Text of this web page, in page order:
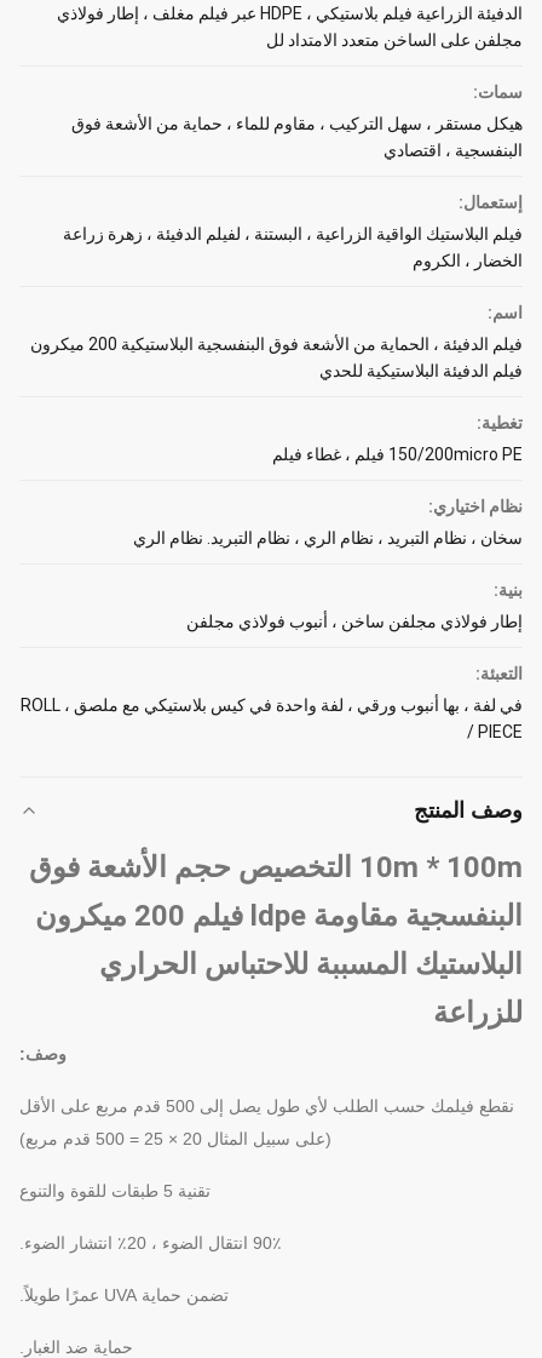
الدفيئة الزراعية فيلم بلاستيكي ، HDPE عبر فيلم مغلف ، إطار فولاذي
مجلفن على الساخن متعدد الامتداد لل
سمات:
هيكل مستقر ، سهل التركيب ، مقاوم للماء ، حماية من الأشعة فوق
البنفسجية ، اقتصادي
إستعمال:
فيلم البلاستيك الواقية الزراعية ، البستنة ، لفيلم الدفيئة ، زهرة زراعة
الخضار ، الكروم
اسم:
فيلم الدفيئة ، الحماية من الأشعة فوق البنفسجية البلاستيكية 200 ميكرون
فيلم الدفيئة البلاستيكية للحدي
تغطية:
150/200micro PE فيلم ، غطاء فيلم
نظام اختياري:
سخان ، نظام التبريد ، نظام الري ، نظام التبريد. نظام الري
بنية:
إطار فولاذي مجلفن ساخن ، أنبوب فولاذي مجلفن
التعبئة:
في لفة ، بها أنبوب ورقي ، لفة واحدة في كيس بلاستيكي مع ملصق ، ROLL
/ PIECE
وصف المنتج
10m * 100m التخصيص حجم الأشعة فوق
البنفسجية مقاومة ldpe فيلم 200 ميكرون
البلاستيك المسببة للاحتباس الحراري
للزراعة
وصف:
نقطع فيلمك حسب الطلب لأي طول يصل إلى 500 قدم مربع على الأقل
(على سبيل المثال 20 × 25 = 500 قدم مربع)
تقنية 5 طبقات للقوة والتنوع
90٪ انتقال الضوء ، 20٪ انتشار الضوء.
تضمن حماية UVA عمرًا طويلاً.
حماية ضد الغبار.